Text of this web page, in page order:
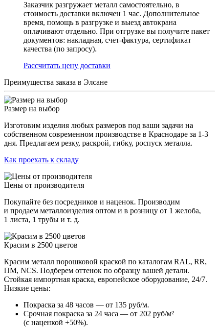
Заказчик разгружает металл самостоятельно, в
стоимость доставки включен 1 час. Дополнительное
время, помощь в разгрузке и выезд автокрана
оплачивают отдельно. При отгрузке вы получите пакет
документов: накладная, счет-фактура, сертификат
качества (по запросу).
Раcсчитать цену доставки
Преимущества заказа в Элсане
Размер на выбор
Изготовим изделия любых размеров под ваши задачи на
собственном современном производстве в Краснодаре за 1-3
дня. Предлагаем резку, раскрой, гибку, роспуск металла.
Как проехать к складу
Цены от производителя
Покупайте без посредников и наценок. Производим
и продаем металлоизделия оптом и в розницу от 1 желоба,
1 листа, 1 трубы и т. д.
Красим в 2500 цветов
Красим металл порошковой краской по каталогам RAL, RR,
ПМ, NCS. Подберем оттенок по образцу вашей детали.
Стойкая импортная краска, европейское оборудование, 24/7.
Низкие цены:
Покраска за 48 часов — от 135 руб/м.
Срочная покраска за 24 часа — от 202 руб/м²
(с наценкой +50%).